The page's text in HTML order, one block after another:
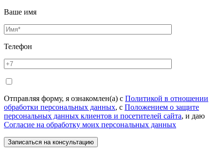
Ваше имя
Телефон
Отправляя форму, я ознакомлен(а) с Политикой в отношении
обработки персональных данных, с Положением о защите
персональных данных клиентов и посетителей сайта, и даю
Согласие на обработку моих персональных данных